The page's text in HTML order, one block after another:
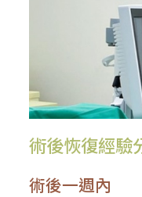
術後恢復經驗
術後一週內